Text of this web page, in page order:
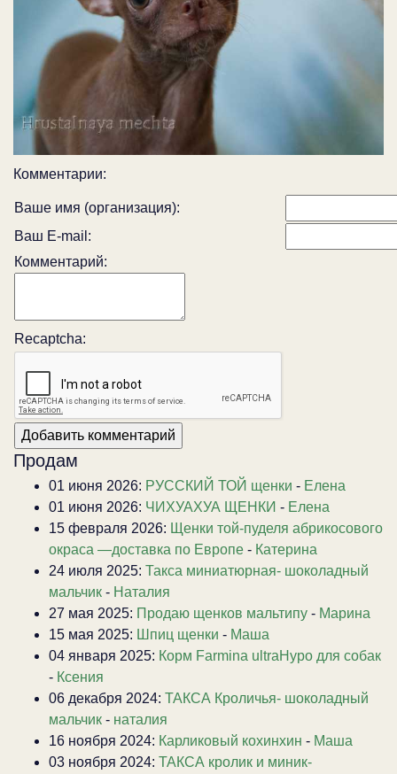
Комментарии:
Ваше имя (организация):
Ваш E-mail:
Комментарий:
Recaptcha:
Продам
01 июня 2026: РУССКИЙ ТОЙ щенки - Елена
01 июня 2026: ЧИХУАХУА ЩЕНКИ - Елена
15 февраля 2026: Щенки той-пуделя абрикосового
окраса —доставка по Европе - Катерина
24 июля 2025: Такса миниатюрная- шоколадный
мальчик - Наталия
27 мая 2025: Продаю щенков мальтипу - Марина
15 мая 2025: Шпиц щенки - Маша
04 января 2025: Корм Farmina ultraHypo для собак
- Ксения
06 декабря 2024: ТАКСА Кроличья- шоколадный
мальчик - наталия
16 ноября 2024: Карликовый кохинхин - Маша
03 ноября 2024: ТАКСА кролик и миник-